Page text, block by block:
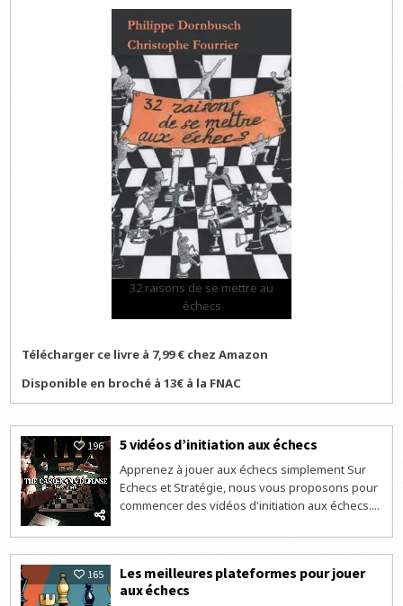
32 raisons de se mettre au
échecs
Télécharger ce livre à 7,99 € chez Amazon
Disponible en broché à 13€ à la FNAC
196 5 vidéos d’initiation aux échecs
Apprenez à jouer aux échecs simplement Sur
Echecs et Stratégie, nous vous proposons pour
commencer des vidéos d'initiation aux échecs....
165
Les meilleures plateformes pour jouer
aux échecs